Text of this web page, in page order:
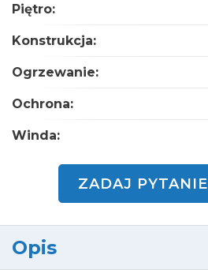
Piętro:
Konstrukcja:
Ogrzewanie:
Ochrona:
Winda:
ZADAJ PYTANIE
Opis